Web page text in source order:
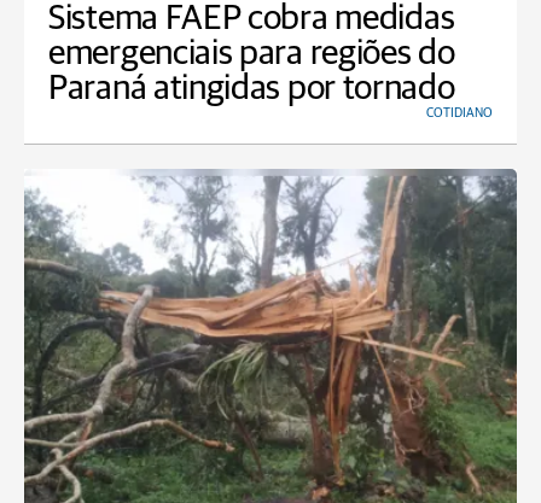
Sistema FAEP cobra medidas
emergenciais para regiões do
Paraná atingidas por tornado
COTIDIANO